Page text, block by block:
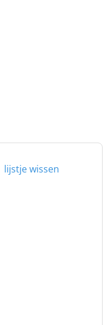
lijstje wissen